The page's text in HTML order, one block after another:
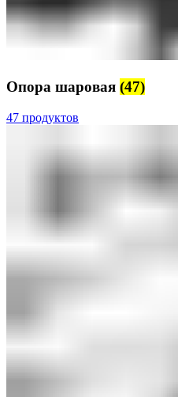
Опора шаровая (47)
47 продуктов